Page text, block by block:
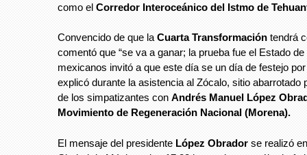
como el Corredor Interoceánico del Istmo de
Convencido de que la Cuarta Transformación tendrá
comentó que “se va a ganar; la prueba fue el Estado de
mexicanos invitó a que este día se un día de festejo
explicó durante la asistencia al Zócalo, sitio abarrotado
de los simpatizantes con Andrés Manuel López
Movimiento de Regeneración Nacional (Morena).
El mensaje del presidente López Obrador se realizó